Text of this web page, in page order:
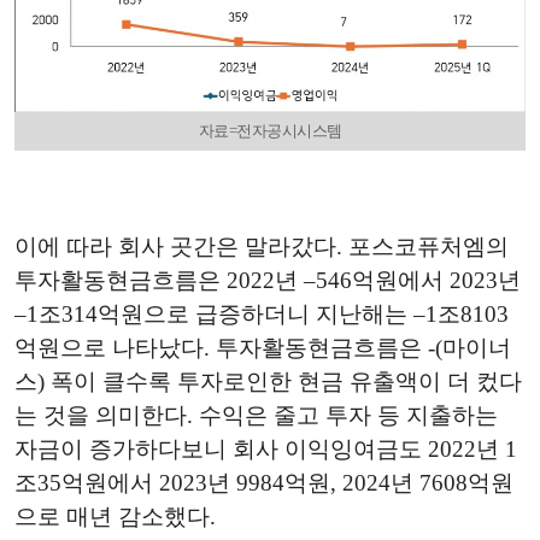
자료=전자공시시스템
이에 따라 회사 곳간은 말라갔다. 포스코퓨처엠의
투자활동현금흐름은 2022년 –546억원에서 2023년
–1조314억원으로 급증하더니 지난해는 –1조8103
억원으로 나타났다. 투자활동현금흐름은 -(마이너
스) 폭이 클수록 투자로인한 현금 유출액이 더 컸다
는 것을 의미한다. 수익은 줄고 투자 등 지출하는
자금이 증가하다보니 회사 이익잉여금도 2022년 1
조35억원에서 2023년 9984억원, 2024년 7608억원
으로 매년 감소했다.